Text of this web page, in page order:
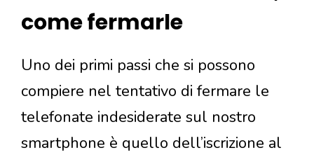
come fermarle
Uno dei primi passi che si possono
compiere nel tentativo di fermare le
telefonate indesiderate sul nostro
smartphone è quello dell’iscrizione al